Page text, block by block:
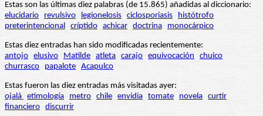
Estas son las últimas diez palabras (de 15.865) añadidas al diccionario:
elucidario
revulsivo legionelosis ciclosporiasis
histótrofo
preterintencional críptido achicar doctrina monocárpico
Estas diez entradas han sido modificadas recientemente:
antojo elusivo Matilde atleta carajo equivocación
chuico
churrasco
papalote Acapulco
Estas fueron las diez entradas más visitadas ayer:
ojalá etimología metro chile envidia tomate novela curtir
financiero discurrir